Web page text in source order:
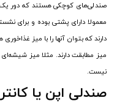
صندلی‌های کوچکی هستند که دور یک
معمولا دارای پشتی بوده و برای
دارند که بتوان آنها را با میز
میز مطابقت دارند. مثلا میز
نیست.
صندلی اپن یا کانتر